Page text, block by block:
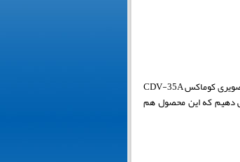
این محصول دارای نمایشگر 3.5 اینچ ال ای دی با کیفیت تصویر فوق العاده بالا و دکمه های لمسی و دو ورودی تصویر میباشد . آیفون تصویری کوماکس CDV-35A
می دهیم که این محصول هم